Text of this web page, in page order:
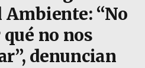
Ambiente: “No
no nos
denuncian